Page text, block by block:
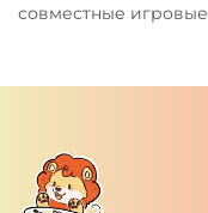
совместные